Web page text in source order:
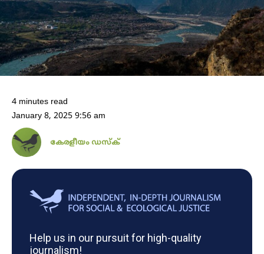
4 minutes read
January 8, 2025 9:56 am
കേരളീയം ഡസ്ക്
Help us in our pursuit for high-quality
journalism!